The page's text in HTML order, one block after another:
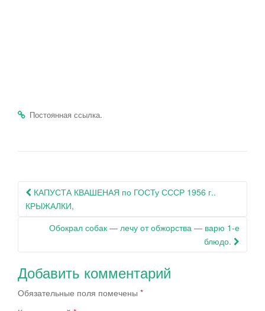
Постоянная ссылка.
Навигация
по
записям
КАПУСТА КВАШЕНАЯ по ГОСТу СССР 1956 г..
КРЫЖАЛКИ,
Обокрал собак — лечу от обжорства — варю 1-е
блюдо.
Добавить комментарий
Обязательные поля помечены *